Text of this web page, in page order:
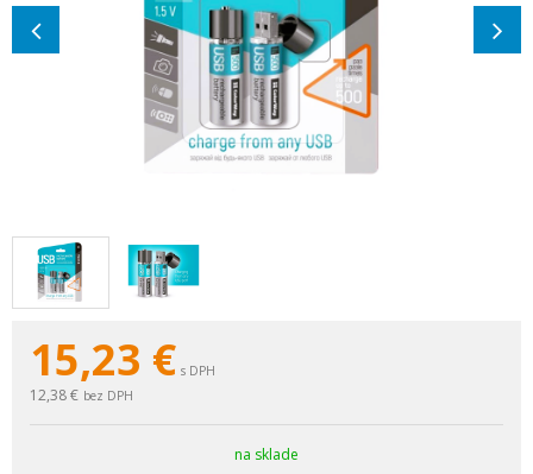
15,23 € s DPH
12,38 € bez DPH
na sklade